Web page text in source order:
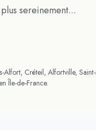
sereinement...
Alfort, Créteil, Alfortville,
Île-de-France.